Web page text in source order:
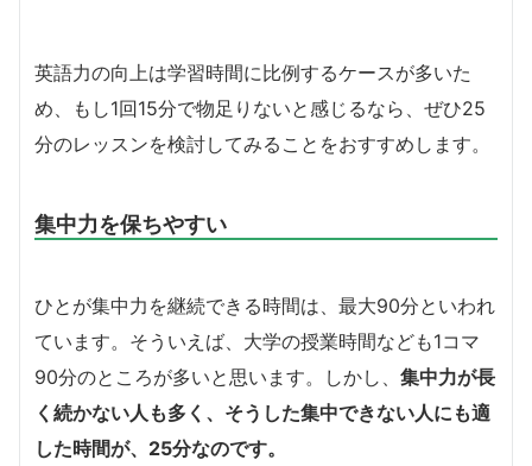
英語力の向上は学習時間に比例するケースが多いた
め、もし1回15分で物足りないと感じるなら、ぜひ25
分のレッスンを検討してみることをおすすめします。
集中力を保ちやすい
ひとが集中力を継続できる時間は、最大90分といわれ
ています。そういえば、大学の授業時間なども1コマ
90分のところが多いと思います。しかし、 集中力が長
く続かない人も多く、そうした集中できない人にも適
した時間が、25分なのです。